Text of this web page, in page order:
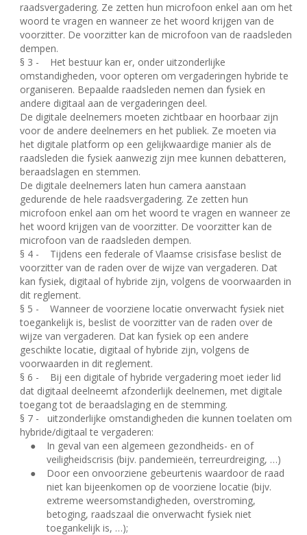
raadsvergadering. Ze zetten hun microfoon enkel aan om het
woord te vragen en wanneer ze het woord krijgen van de
voorzitter. De voorzitter kan de microfoon van de raadsleden
dempen.
§ 3 -
Het bestuur kan er, onder uitzonderlijke
omstandigheden, voor opteren om vergaderingen hybride te
organiseren. Bepaalde raadsleden nemen dan fysiek en
andere digitaal aan de vergaderingen deel.
De digitale deelnemers moeten zichtbaar en hoorbaar zijn
voor de andere deelnemers en het publiek. Ze moeten via
het digitale platform op een gelijkwaardige manier als de
raadsleden die fysiek aanwezig zijn mee kunnen debatteren,
beraadslagen en stemmen.
De digitale deelnemers laten hun camera aanstaan
gedurende de hele raadsvergadering. Ze zetten hun
microfoon enkel aan om het woord te vragen en wanneer ze
het woord krijgen van de voorzitter. De voorzitter kan de
microfoon van de raadsleden dempen.
§ 4 -
Tijdens een federale of Vlaamse crisisfase beslist de
voorzitter van de raden over de wijze van vergaderen. Dat
kan fysiek, digitaal of hybride zijn, volgens de voorwaarden in
dit reglement.
§ 5 -
Wanneer de voorziene locatie onverwacht fysiek niet
toegankelijk is, beslist de voorzitter van de raden over de
wijze van vergaderen. Dat kan fysiek op een andere
geschikte locatie, digitaal of hybride zijn, volgens de
voorwaarden in dit reglement.
§ 6 -
Bij een digitale of hybride vergadering moet ieder lid
dat digitaal deelneemt afzonderlijk deelnemen, met digitale
toegang tot de beraadslaging en de stemming.
§ 7 -
uitzonderlijke omstandigheden die kunnen toelaten om
hybride/digitaal te vergaderen:
●
In geval van een algemeen gezondheids- en of
veiligheidscrisis (bijv. pandemieën, terreurdreiging, …)
●
Door een onvoorziene gebeurtenis waardoor de raad
niet kan bijeenkomen op de voorziene locatie (bijv.
extreme weersomstandigheden, overstroming,
betoging, raadszaal die onverwacht fysiek niet
toegankelijk is, …);